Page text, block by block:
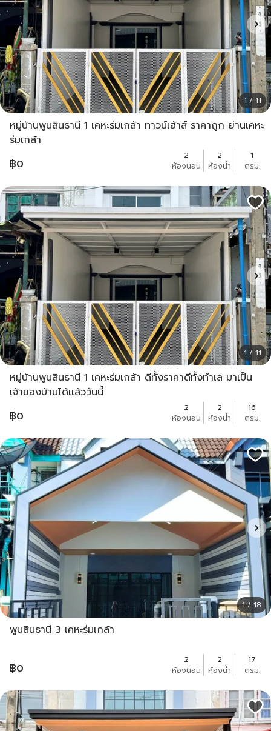
1 / 11
หมู่บ้านพูนสินธานี 1 เคหะร่มเกล้า ทาวน์เฮ้าส์ ราคาถูก ย่านเคหะ
ร่มเกล้า
฿0
2
ห้องนอน
2
ห้องน้ำ
1
ตรม.
1 / 11
หมู่บ้านพูนสินธานี 1 เคหะร่มเกล้า ดีทั้งราคาดีทั้งทำเล มาเป็น
เจ้าของบ้านได้เเล้ววันนี้
฿0
2
ห้องนอน
2
ห้องน้ำ
16
ตรม.
1 / 18
พูนสินธานี 3 เคหะร่มเกล้า
฿0
2
ห้องนอน
2
ห้องน้ำ
17
ตรม.